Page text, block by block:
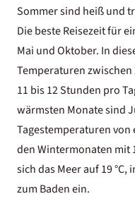
Sommer sind heiß und
Die beste Reisezeit für
Mai und Oktober. In
Temperaturen zwischen
11 bis 12 Stunden pro
wärmsten Monate sind
Tagestemperaturen von
den Wintermonaten mit
sich das Meer auf 19 °C,
zum Baden ein.